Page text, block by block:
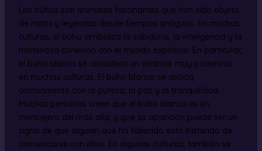
Los búhos son animales fascinantes que han sido objeto
de mitos y leyendas desde tiempos antiguos. En muchas
culturas, el búho simboliza la sabiduría, la inteligencia y la
misteriosa conexión con el mundo espiritual. En particular,
el búho blanco se considera un símbolo muy poderoso
en muchas culturas. El búho blanco se asocia
comúnmente con la pureza, la paz y la tranquilidad.
Muchas personas creen que el búho blanco es un
mensajero del más allá, y que su aparición puede ser un
signo de que alguien que ha fallecido está tratando de
comunicarse con ellos. En algunas culturas, también se